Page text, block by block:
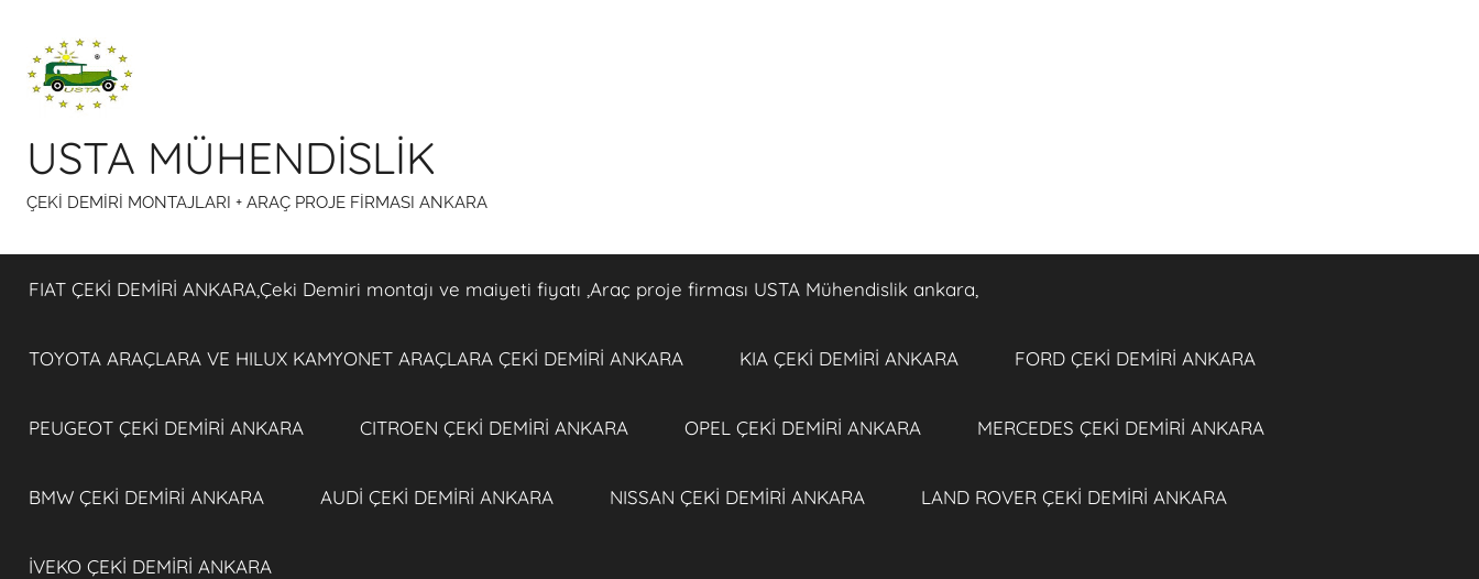
USTA MÜHENDİSLİK
ÇEKİ DEMİRİ MONTAJLARI + ARAÇ PROJE FİRMASI ANKARA
FIAT ÇEKİ DEMİRİ ANKARA,Çeki Demiri montajı ve maiyeti fiyatı ,Araç proje firması USTA Mühendislik ankara,
TOYOTA ARAÇLARA VE HILUX KAMYONET ARAÇLARA ÇEKİ DEMİRİ ANKARA KIA ÇEKİ DEMİRİ ANKARA FORD ÇEKİ DEMİRİ ANKARA
PEUGEOT ÇEKİ DEMİRİ ANKARA CITROEN ÇEKİ DEMİRİ ANKARA OPEL ÇEKİ DEMİRİ ANKARA MERCEDES ÇEKİ DEMİRİ ANKARA
BMW ÇEKİ DEMİRİ ANKARA AUDİ ÇEKİ DEMİRİ ANKARA NISSAN ÇEKİ DEMİRİ ANKARA LAND ROVER ÇEKİ DEMİRİ ANKARA
İVEKO ÇEKİ DEMİRİ ANKARA